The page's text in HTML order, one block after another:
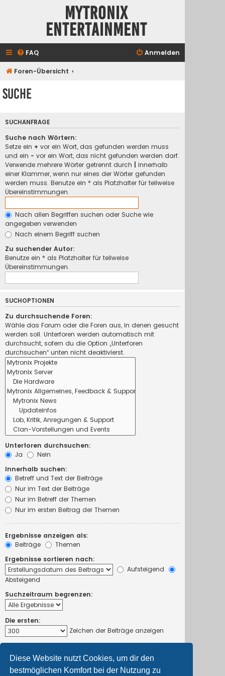
Diese Website nutzt Cookies, um dir den
bestmöglichen Komfort bei der Nutzung zu
Mytronix
Entertainment
FAQ Anmelden
Foren-Übersicht
Suche
SUCHANFRAGE
Suche nach Wörtern:
Setze ein + vor ein Wort, das gefunden werden muss
und ein - vor ein Wort, das nicht gefunden werden darf.
Verwende mehrere Wörter getrennt durch
innerhalb
einer Klammer, wenn nur eines der Wörter gefunden
werden muss. Benutze ein * als Platzhalter für teilweise
Übereinstimmungen.
Nach allen Begriffen suchen oder Suche wie
angegeben verwenden
Nach einem Begriff suchen
Zu suchender Autor:
Benutze ein * als Platzhalter für teilweise
Übereinstimmungen.
SUCHOPTIONEN
Zu durchsuchende Foren:
Wähle das Forum oder die Foren aus, in denen gesucht
werden soll. Unterforen werden automatisch mit
durchsucht, sofern du die Option „Unterforen
durchsuchen“ unten nicht deaktivierst.
Unterforen durchsuchen:
Ja
Nein
Innerhalb suchen:
Betreff und Text der Beiträge
Nur im Text der Beiträge
Nur im Betreff der Themen
Nur im ersten Beitrag der Themen
Ergebnisse anzeigen als:
Beiträge
Themen
Ergebnisse sortieren nach:
Aufsteigend
Absteigend
Suchzeitraum begrenzen:
Die ersten:
Zeichen der Beiträge anzeigen